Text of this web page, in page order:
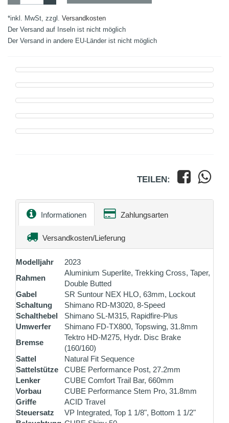
*inkl. MwSt, zzgl. Versandkosten
Der Versand auf Inseln ist nicht möglich
Der Versand in andere EU-Länder ist nicht möglich
TEILEN:
Informationen Zahlungsarten
Versandkosten/Lieferung
Modelljahr
2023
Rahmen
Aluminium Superlite, Trekking Cross, Taper,
Double Butted
Gabel
SR Suntour NEX HLO, 63mm, Lockout
Schaltung
Shimano RD-M3020, 8-Speed
Schalthebel
Shimano SL-M315, Rapidfire-Plus
Umwerfer
Shimano FD-TX800, Topswing, 31.8mm
Bremse
Tektro HD-M275, Hydr. Disc Brake
(160/160)
Sattel
Natural Fit Sequence
Sattelstütze
CUBE Performance Post, 27.2mm
Lenker
CUBE Comfort Trail Bar, 660mm
Vorbau
CUBE Performance Stem Pro, 31.8mm
Griffe
ACID Travel
Steuersatz
VP Integrated, Top 1 1/8", Bottom 1 1/2"